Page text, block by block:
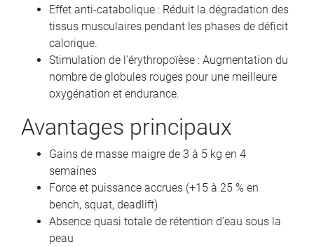
Effet anti-catabolique : Réduit la dégradation des
tissus musculaires pendant les phases de déficit
calorique.
Stimulation de l’érythropoïèse : Augmentation du
nombre de globules rouges pour une meilleure
oxygénation et endurance.
Avantages principaux
Gains de masse maigre de 3 à 5 kg en 4
semaines
Force et puissance accrues (+15 à 25 % en
bench, squat, deadlift)
Absence quasi totale de rétention d’eau sous la
peau